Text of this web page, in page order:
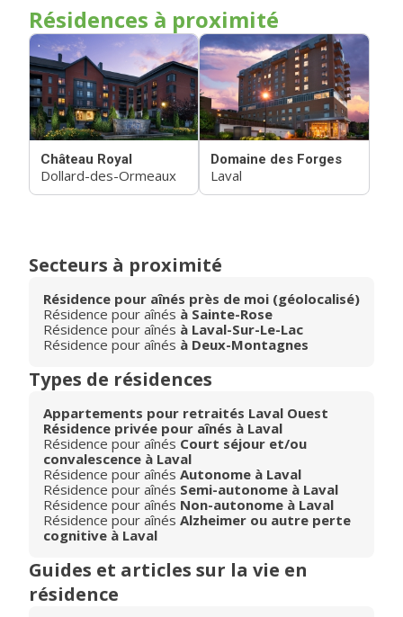
Résidences à proximité
Château Royal
Dollard-des-Ormeaux
Domaine des Forges
Laval
Secteurs à proximité
Résidence pour aînés près de moi (géolocalisé)
Résidence pour aînés à Sainte-Rose
Résidence pour aînés à Laval-Sur-Le-Lac
Résidence pour aînés à Deux-Montagnes
Types de résidences
Appartements pour retraités Laval Ouest
Résidence privée pour aînés à Laval
Résidence pour aînés Court séjour et/ou
convalescence à Laval
Résidence pour aînés Autonome à Laval
Résidence pour aînés Semi-autonome à Laval
Résidence pour aînés Non-autonome à Laval
Résidence pour aînés Alzheimer ou autre perte
cognitive à Laval
Guides et articles sur la vie en
résidence